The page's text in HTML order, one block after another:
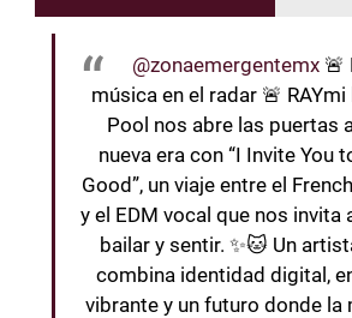
@zonaemergentemx 🚨
música en el radar 🚨 RAYmi
Pool nos abre las puertas
nueva era con “I Invite You
Good”, un viaje entre el
y el EDM vocal que nos invita
bailar y sentir. ✨🐱 Un
combina identidad digital,
vibrante y un futuro donde la